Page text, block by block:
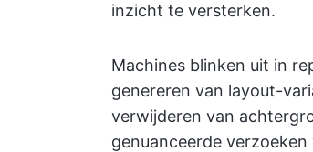
inzicht te versterken.
Machines blinken uit in
genereren van layout-
verwijderen van
genuanceerde